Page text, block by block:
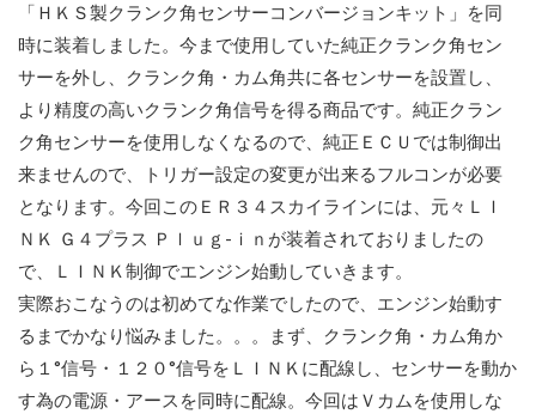
「ＨＫＳ製クランク角センサーコンバージョンキット」を同
時に装着しました。今まで使用していた純正クランク角セン
サーを外し、クランク角・カム角共に各センサーを設置し、
より精度の高いクランク角信号を得る商品です。純正クラン
ク角センサーを使用しなくなるので、純正ＥＣＵでは制御出
来ませんので、トリガー設定の変更が出来るフルコンが必要
となります。今回このＥＲ３４スカイラインには、元々ＬＩ
ＮＫ Ｇ４プラス Ｐｌｕｇ-ｉｎが装着されておりましたの
で、ＬＩＮＫ制御でエンジン始動していきます。
実際おこなうのは初めてな作業でしたので、エンジン始動す
るまでかなり悩みました。。。まず、クランク角・カム角か
ら１°信号・１２０°信号をＬＩＮＫに配線し、センサーを動か
す為の電源・アースを同時に配線。今回はＶカムを使用しな